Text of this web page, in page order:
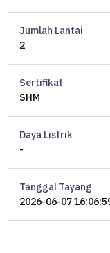
Jumlah Lantai
2
Sertifikat
SHM
Daya Listrik
-
Tanggal Tayang
2026-06-07